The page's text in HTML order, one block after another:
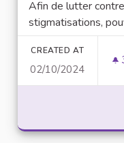
Afin de lutter
stigmatisations,
CREATED AT
02/10/2024